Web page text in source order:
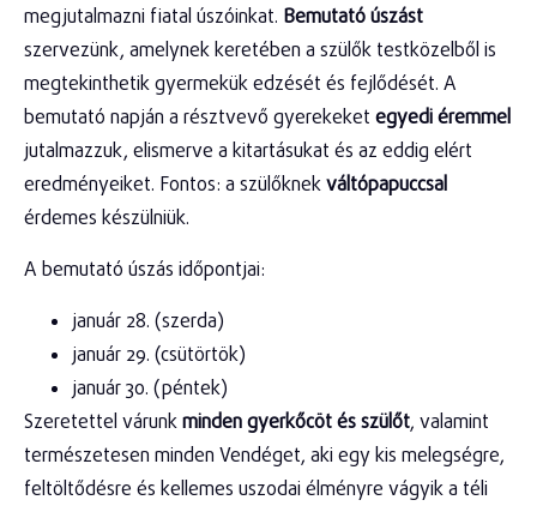
megjutalmazni fiatal úszóinkat. Bemutató úszást
szervezünk, amelynek keretében a szülők testközelből is
megtekinthetik gyermekük edzését és fejlődését. A
bemutató napján a résztvevő gyerekeket egyedi éremmel
jutalmazzuk, elismerve a kitartásukat és az eddig elért
eredményeiket. Fontos: a szülőknekváltópapuccsal
érdemes készülniük.
A bemutató úszás időpontjai:
január 28. (szerda)
január 29. (csütörtök)
január 30. (péntek)
Szeretettel várunkminden gyerkőcöt és szülőt, valamint
természetesen minden Vendéget, aki egy kis melegségre,
feltöltődésre és kellemes uszodai élményre vágyik a téli